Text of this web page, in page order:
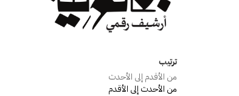
ترتيب
من الأقدم إلى الأحدث
من الأحدث إلى الأقدم